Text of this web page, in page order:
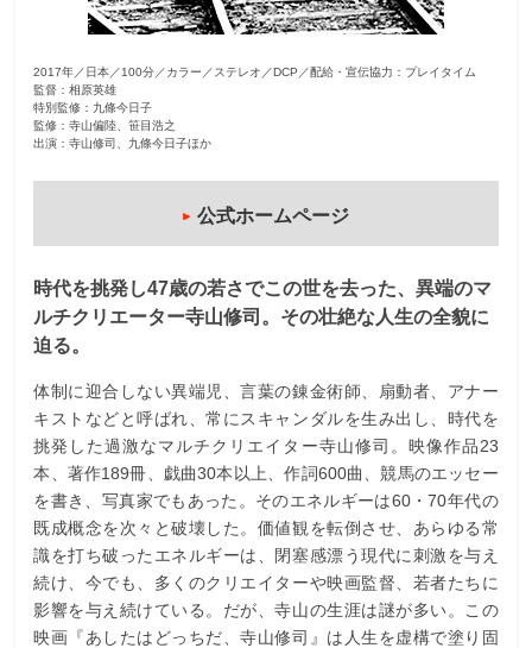
2017年／日本／100分／カラー／ステレオ／DCP／配給・宣伝協力：プレイタイム
監督：相原英雄
特別監修：九條今日子
監修：寺山偏陸、笹目浩之
出演：寺山修司、九條今日子ほか
公式ホームページ
時代を挑発し47歳の若さでこの世を去った、異端のマ
ルチクリエーター寺山修司。その壮絶な人生の全貌に
迫る。
体制に迎合しない異端児、言葉の錬金術師、扇動者、アナー
キストなどと呼ばれ、常にスキャンダルを生み出し、時代を
挑発した過激なマルチクリエイター寺山修司。映像作品23
本、著作189冊、戯曲30本以上、作詞600曲、競馬のエッセー
を書き、写真家でもあった。そのエネルギーは60・70年代の
既成概念を次々と破壊した。価値観を転倒させ、あらゆる常
識を打ち破ったエネルギーは、閉塞感漂う現代に刺激を与え
続け、今でも、多くのクリエイターや映画監督、若者たちに
影響を与え続けている。だが、寺山の生涯は謎が多い。この
映画『あしたはどっちだ、寺山修司』は人生を虚構で塗り固